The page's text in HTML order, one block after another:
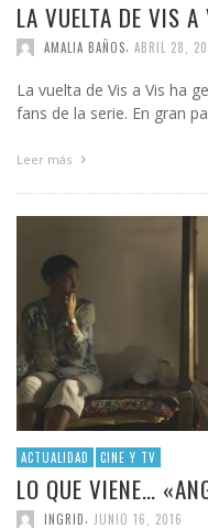
LA VUELTA DE VIS
AMALIA BAÑOS ABRIL 28,
La vuelta de Vis a Vis ha
fans de la serie. En gran
Leer más
ACTUALIDAD CINE Y TV
LO QUE VIENE…
INGRID JUNIO 16, 2016